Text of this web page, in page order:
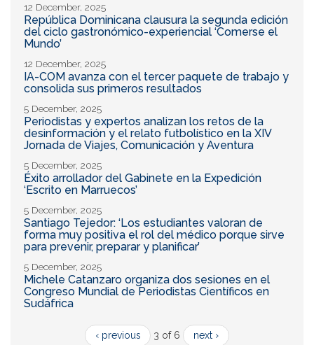
12 December, 2025
República Dominicana clausura la segunda edición
del ciclo gastronómico-experiencial ‘Comerse el
Mundo’
12 December, 2025
IA-COM avanza con el tercer paquete de trabajo y
consolida sus primeros resultados
5 December, 2025
Periodistas y expertos analizan los retos de la
desinformación y el relato futbolístico en la XIV
Jornada de Viajes, Comunicación y Aventura
5 December, 2025
Éxito arrollador del Gabinete en la Expedición
‘Escrito en Marruecos’
5 December, 2025
Santiago Tejedor: ‘Los estudiantes valoran de
forma muy positiva el rol del médico porque sirve
para prevenir, preparar y planificar’
5 December, 2025
Michele Catanzaro organiza dos sesiones en el
Congreso Mundial de Periodistas Científicos en
Sudáfrica
‹ previous 3 of 6 next ›